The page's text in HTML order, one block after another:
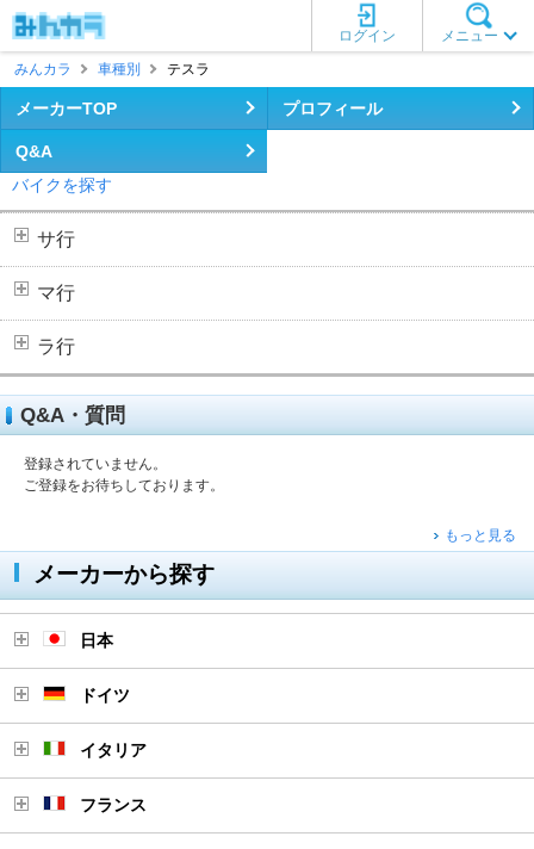
メニュー
ログイン
みんカラ
車種別 テスラ
メーカーTOP プロフィール
Q&A
バイクを探す
サ行
マ行
ラ行
Q&A・質問
登録されていません。
ご登録をお待ちしております。
もっと見る
メーカーから探す
日本
ドイツ
イタリア
フランス